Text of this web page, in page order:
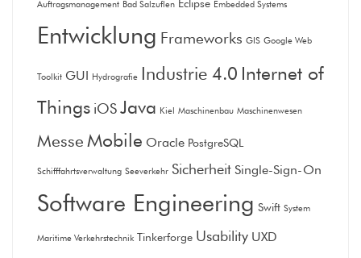
Auftragsmanagement Bad Salzuflen Eclipse Embedded Systems
Entwicklung Frameworks GIS Google Web
Toolkit GUI Hydrografie Industrie 4.0 Internet of
Things iOSJava Kiel Maschinenbau Maschinenwesen
Messe Mobile Oracle PostgreSQL
Schifffahrtsverwaltung Seeverkehr Sicherheit Single-Sign-On
Software Engineering Swift System
Maritime Verkehrstechnik Tinkerforge Usability UXD